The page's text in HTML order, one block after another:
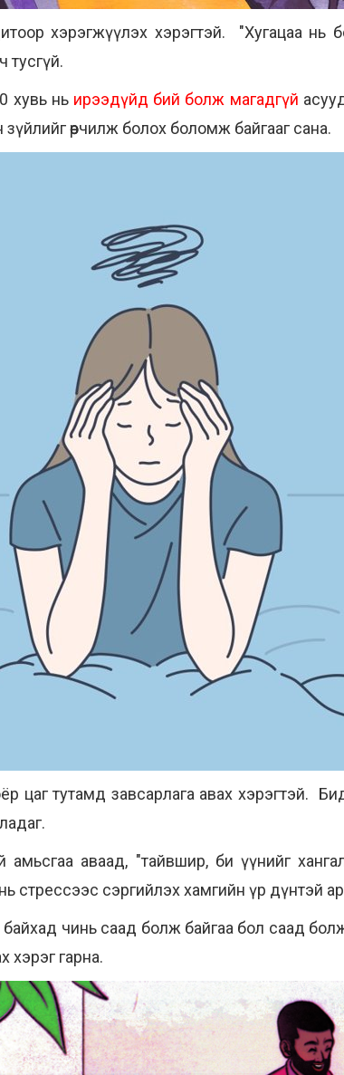
хэрэгжүүлэх хэрэгтэй. "Хугацаа нь
тусгүй.
хувь нь ирээдүйд бий болж магадгүй
өөрчилж болох боломж байгааг сана.
тутамд завсарлага авах хэрэгтэй.
аваад, "тайвшир, би үүнийг
стрессээс сэргийлэх хамгийн үр дүнтэй
чинь саад болж байгаа бол саад
хэрэг гарна.